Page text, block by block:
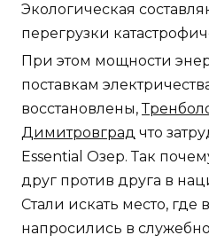
Экологическая
перегрузки
При этом мощности
поставкам
восстановлены,
Димитровград что
Essential Озер. Так
друг против друга в
Стали искать место, где
напросились в